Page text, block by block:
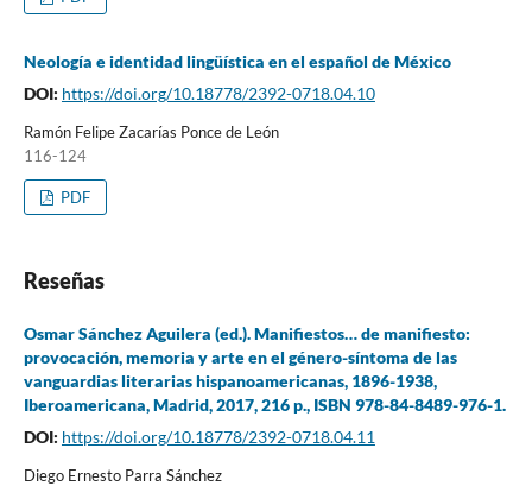
Neología e identidad lingüística en el español de México
DOI: https://doi.org/10.18778/2392-0718.04.10
Ramón Felipe Zacarías Ponce de León
116-124
PDF
Reseñas
Osmar Sánchez Aguilera (ed.). Manifiestos… de manifiesto:
provocación, memoria y arte en el género-síntoma de las
vanguardias literarias hispanoamericanas, 1896-1938,
Iberoamericana, Madrid, 2017, 216 p., ISBN 978-84-8489-976-1.
DOI: https://doi.org/10.18778/2392-0718.04.11
Diego Ernesto Parra Sánchez